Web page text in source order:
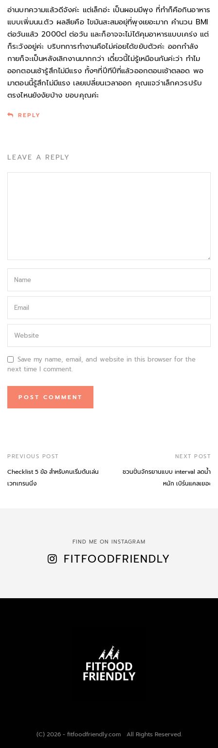
อ่านบทความแล้วดีจังค่ะ แต่เล็กอ่ะ เป็นผอมมีพุง ที่ทำก็คือกินอาหาร
แบบเพิ่มนน.ตัว ผลสียคือ ไขมันสะสมอยุ่ที่พุงเยอะมาก คำนวน BMI
ต่อวันแล้ว 2000cl ต่อวัน และก็อาจจะไม่ได้คุมอาหารแบบเคร่ง แต่
ก็ระวังอยู่ค่ะ บริบทการทำงานคือไม่ค่อยได้ขยับตัวค่ะ ออกกำลัง
กายก็จะเป็นหลังเลิกงานมากกว่า เดี๋ยวนี้ไม่รู้เหมือนกันค่ะว่า ทำไม
ออกตอนเช้ารู้สึกไม่มีเเรง ทั้งๆที่ปีทีปีที่แล้วออกตอนเช้าตลอด พอ
มาตอนนี้รู้สึกไม่มีแรง เลยเปลี่ยนเวลาออก คุณแจว่าเล็กควรปรับ
ตรงไหนยังงัยบ้าง ขอบคุณค่ะ
REPLY
LEAVE A REPLY
Save my name, email, and website in this browser for the
next time I comment.
PREVIOUS POST
Checklist 5 ข้อ สำหรับคนเริ่มต้นเล่น
เวทเทรนนิ่ง
NEXT POST
ชวนปั่นจักรยานแบบ interval ลดน้ำ
หนัก เบิร์นแคลเยอะ
FIND ME ON INSTAGRAM
FITFOODFRIENDLY
(C) 2026 - fitfoodfriendly.com All Rights Reserved.